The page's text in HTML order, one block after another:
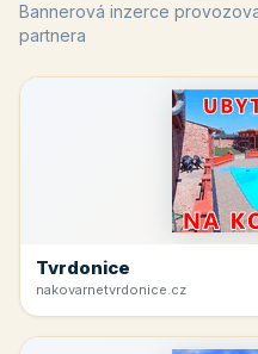
Bannerová inzerce
partnera
Tvrdonice
nakovarnetvrdonice.cz